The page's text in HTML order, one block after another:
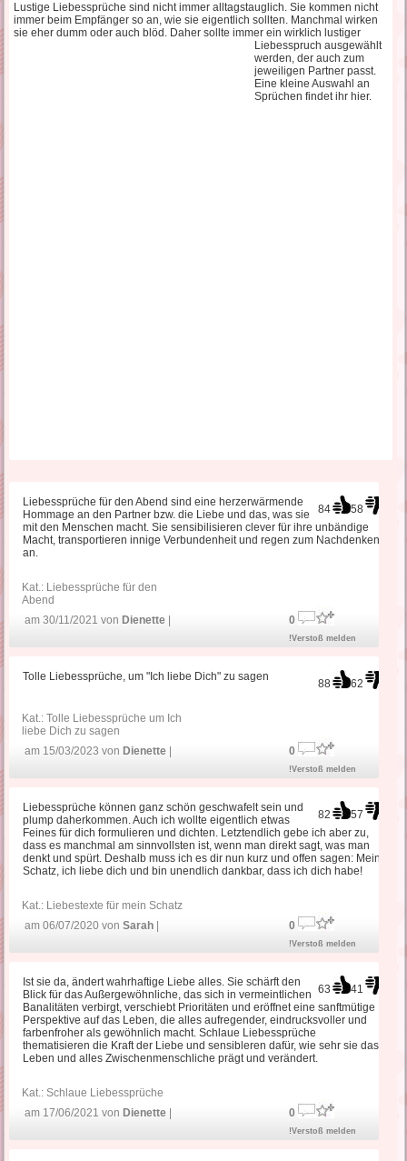
Liebeskummer Sprüche
Lustige Liebessprüche sind nicht immer alltagstauglich. Sie kommen nicht
immer beim Empfänger so an, wie sie eigentlich sollten. Manchmal wirken
sie eher dumm oder auch blöd . Daher sollte immer ein wirklich lustiger
Liebesspruch ausgewählt
werden, der auch zum
jeweiligen Partner passt.
Eine kleine Auswahl an
Sprüchen findet ihr hier.
84 58
Liebessprüche für den Abend sind eine herzerwärmende
Hommage an den Partner bzw. die Liebe und das, was sie
mit den Menschen macht. Sie sensibilisieren clever für ihre unbändige
Macht, transportieren innige Verbundenheit und regen zum Nachdenken
an.
Kat.: Liebessprüche für den
Abend
am 30/11/2021 von Dienette 0
!Verstoß melden
88 62
Tolle Liebessprüche, um "Ich liebe Dich" zu sagen
Kat.:Tolle Liebessprüche um Ich
liebe Dich zu sagen
am 15/03/2023 von Dienette 0
!Verstoß melden
82 57
Liebessprüche können ganz schön geschwafelt sein und
plump daherkommen. Auch ich wollte eigentlich etwas
Feines für dich formulieren und dichten. Letztendlich gebe ich aber zu,
dass es manchmal am sinnvollsten ist, wenn man direkt sagt, was man
denkt und spürt. Deshalb muss ich es dir nun kurz und offen sagen: Mein
Schatz, ich liebe dich und bin unendlich dankbar, dass ich dich habe!
Kat.: Liebestexte für mein Schatz
am 06/07/2020 vonSarah 0
!Verstoß melden
63 41
Ist sie da, ändert wahrhaftige Liebe alles. Sie schärft den
Blick für das Außergewöhnliche, das sich in vermeintlichen
Banalitäten verbirgt, verschiebt Prioritäten und eröffnet eine sanftmütige
Perspektive auf das Leben, die alles aufregender, eindrucksvoller und
farbenfroher als gewöhnlich macht. Schlaue Liebessprüche
thematisieren die Kraft der Liebe und sensibleren dafür, wie sehr sie das
Leben und alles Zwischenmenschliche prägt und verändert.
Kat.:Schlaue Liebessprüche
am 17/06/2021 von Dienette 0
!Verstoß melden